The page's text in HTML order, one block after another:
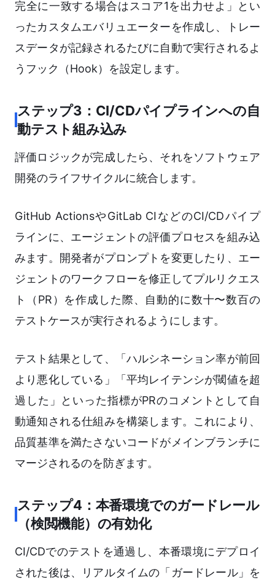
完全に一致する場合はスコア1を出力せよ」とい
ったカスタムエバリュエーターを作成し、トレー
スデータが記録されるたびに自動で実行されるよ
うフック（Hook）を設定します。
ステップ3：CI/CDパイプラインへの自
動テスト組み込み
評価ロジックが完成したら、それをソフトウェア
開発のライフサイクルに統合します。
GitHub ActionsやGitLab CIなどのCI/CDパイプ
ラインに、エージェントの評価プロセスを組み込
みます。開発者がプロンプトを変更したり、エー
ジェントのワークフローを修正してプルリクエス
ト（PR）を作成した際、自動的に数十〜数百の
テストケースが実行されるようにします。
テスト結果として、「ハルシネーション率が前回
より悪化している」「平均レイテンシが閾値を超
過した」といった指標がPRのコメントとして自
動通知される仕組みを構築します。これにより、
品質基準を満たさないコードがメインブランチに
マージされるのを防ぎます。
ステップ4：本番環境でのガードレール
（検閲機能）の有効化
CI/CDでのテストを通過し、本番環境にデプロイ
された後は、リアルタイムの「ガードレール」を